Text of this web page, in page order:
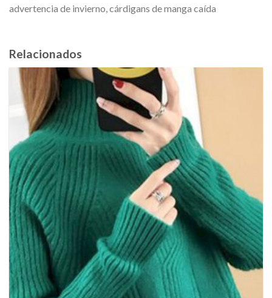
advertencia de invierno, cárdigans de manga caída
Relacionados